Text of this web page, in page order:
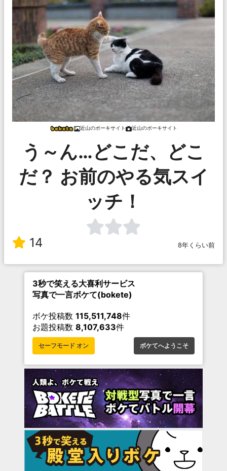
近山のボーキサイト 近山のボーキサイト
う～ん…どこだ、どこ
だ？ お前のやる気スイ
ッチ！
14 8年くらい前
3秒で笑える大喜利サービス
写真で一言ボケて(bokete)
ボケ投稿数 115,511,748件
お題投稿数 8,107,633件
セーフモード オン ボケてへようこそ